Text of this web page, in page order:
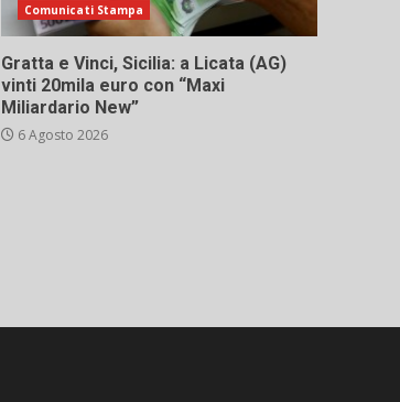
Comunicati Stampa
Gratta e Vinci, Sicilia: a Licata (AG)
vinti 20mila euro con “Maxi
Miliardario New”
6 Agosto 2026